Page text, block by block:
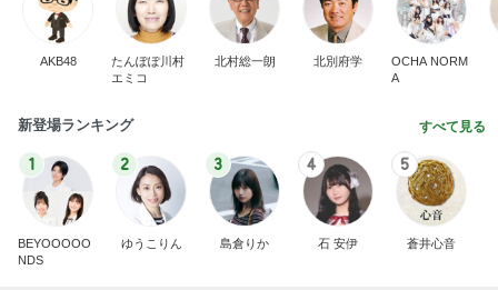
AKB48
たんぽぽ川村
エミコ
北村総一朗 北別府学
OCHA NORM
A
新登場ランキング すべて見る
1
BEYOOOOO
NDS
2
ゆうこりん
3
島倉りか
4
石 安伊
5
蒼井心音